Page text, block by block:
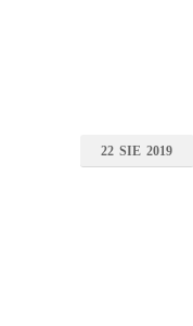
22 SIE 2019